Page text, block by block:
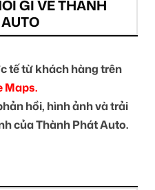
GÌ VỀ THÀNH
tế từ khách hàng trên
Maps.
hồi, hình ảnh và trải
của Thành Phát Auto.